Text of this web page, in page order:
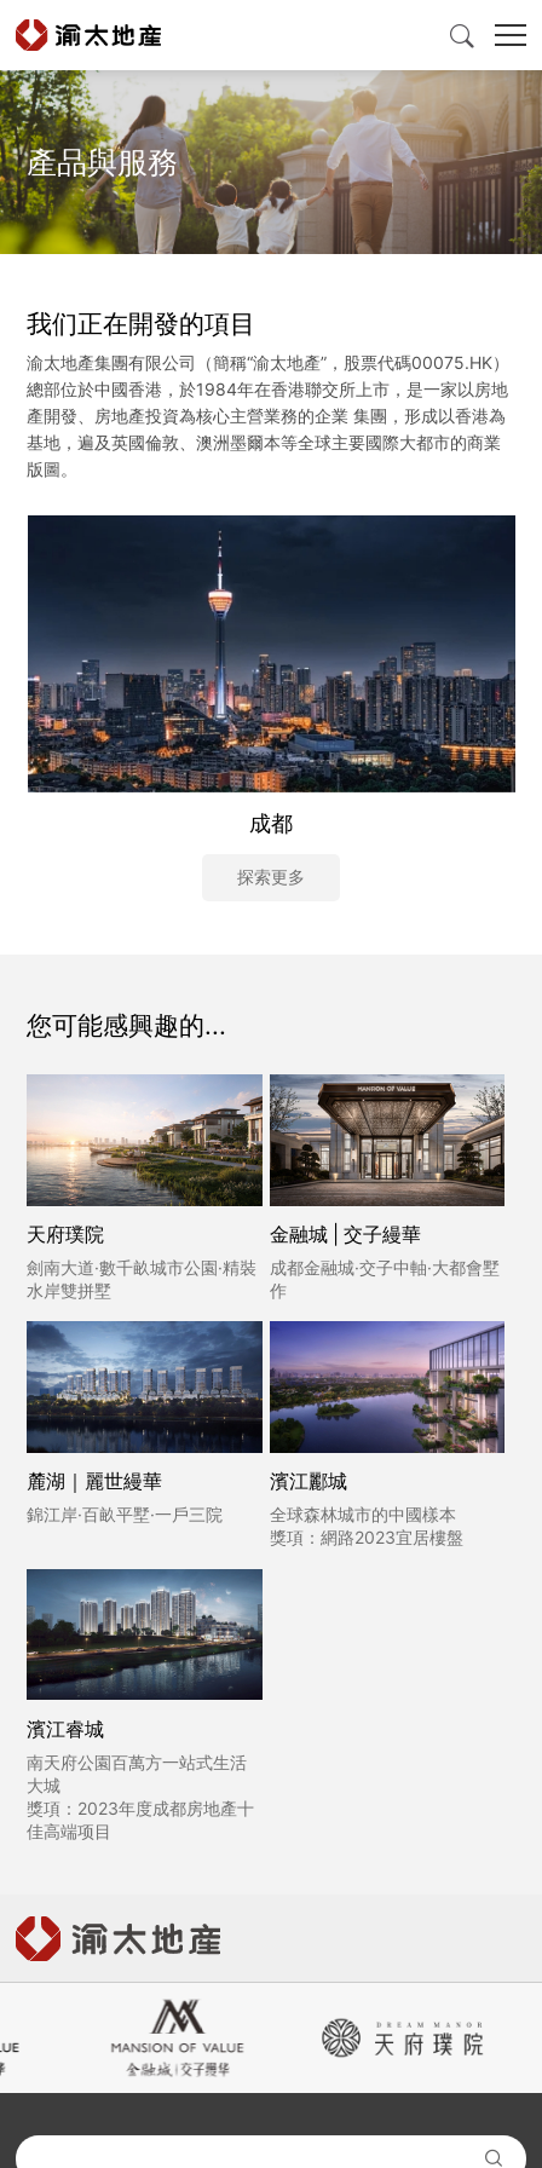

首頁
產品與服務
爲什麽選擇渝太
新聞中心
關於渝太
合作商平臺
 登录您的帐户
產品與服務
我们正在開發的項目
渝太地產集團有限公司（簡稱“渝太地產”，股票代碼00075.HK）
總部位於中國香港，於1984年在香港聯交所上市，是一家以房地
產開發、房地產投資為核心主營業務的企業 集團，形成以香港為
基地，遍及英國倫敦、澳洲墨爾本等全球主要國際大都市的商業
版圖。
成都
探索更多
您可能感興趣的...
天府璞院
劍南大道·數千畝城市公園·精裝
水岸雙拼墅
金融城 | 交子縵華
成都金融城·交子中軸·大都會墅
作
麓湖｜麗世縵華
錦江岸·百畝平墅·一戶三院
濱江酈城
全球森林城市的中國樣本
獎項：網路2023宜居樓盤
濱江睿城
南天府公園百萬方一站式生活
大城
獎項：2023年度成都房地產十
佳高端项目
